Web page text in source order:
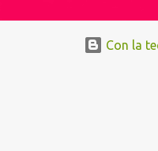
Con la